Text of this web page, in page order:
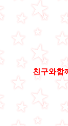
친구와함